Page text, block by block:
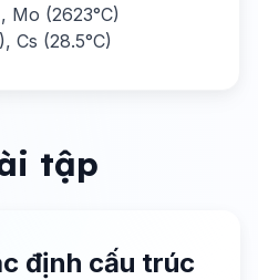
Mo (2623°C)
Cs (28.5°C)
tập
định cấu trúc